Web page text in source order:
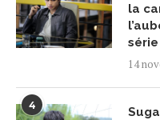
la
14
4